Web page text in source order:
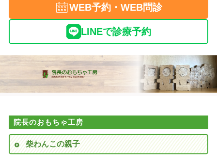
WEB予約・WEB問診
LINEで診療予約
院長のおもちゃ工房
柴わんこの親子